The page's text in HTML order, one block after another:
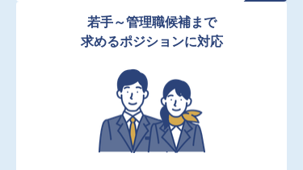
若手～管理職候補まで
求めるポジションに対応